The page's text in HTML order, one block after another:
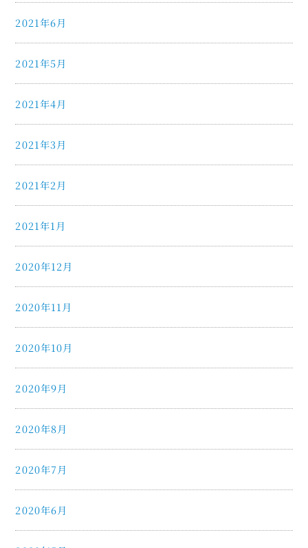
2021年6月
2021年5月
2021年4月
2021年3月
2021年2月
2021年1月
2020年12月
2020年11月
2020年10月
2020年9月
2020年8月
2020年7月
2020年6月